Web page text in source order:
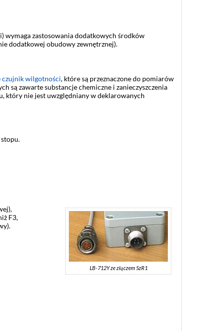
wymaga zastosowania dodatkowych środków
dodatkowej obudowy zewnętrznej).
wilgotności, które są przeznaczone do pomiarów
są zawarte substancje chemiczne i zanieczyszczenia
który nie jest uwzględniany w deklarowanych
LB-712Y ze złączem SzR1
F3,